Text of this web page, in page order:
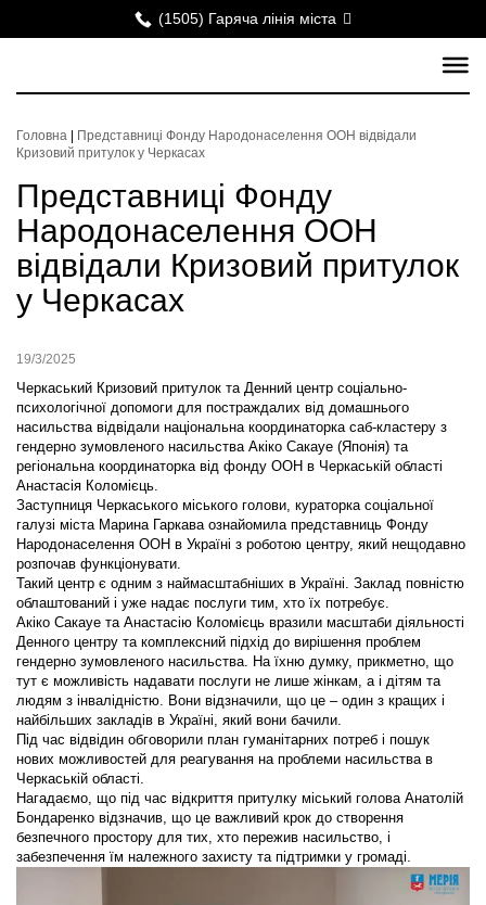
(1505) Гаряча лінія міста
Головна
Представниці Фонду Народонаселення ООН відвідали
Кризовий притулок у Черкасах
Представниці Фонду
Народонаселення ООН
відвідали Кризовий притулок
у Черкасах
19/3/2025
Черкаський Кризовий притулок та Денний центр соціально-
психологічної допомоги для постраждалих від домашнього
насильства відвідали національна координаторка саб-кластеру з
гендерно зумовленого насильства Акіко Сакауе (Японія) та
регіональна координаторка від фонду ООН в Черкаській області
Анастасія Коломієць.
Заступниця Черкаського міського голови, кураторка соціальної
галузі міста Марина Гаркава ознайомила представниць Фонду
Народонаселення ООН в Україні з роботою центру, який нещодавно
розпочав функціонувати.
Такий центр є одним з наймасштабніших в Україні. Заклад повністю
облаштований і уже надає послуги тим, хто їх потребує.
Акіко Сакауе та Анастасію Коломієць вразили масштаби діяльності
Денного центру та комплексний підхід до вирішення проблем
гендерно зумовленого насильства. На їхню думку, прикметно, що
тут є можливість надавати послуги не лише жінкам, а і дітям та
людям з інвалідністю. Вони відзначили, що це – один з кращих і
найбільших закладів в Україні, який вони бачили.
Під час відвідин обговорили план гуманітарних потреб і пошук
нових можливостей для реагування на проблеми насильства в
Черкаській області.
Нагадаємо, що під час відкриття притулку міський голова Анатолій
Бондаренко відзначив, що це важливий крок до створення
безпечного простору для тих, хто пережив насильство, і
забезпечення їм належного захисту та підтримки у громаді.